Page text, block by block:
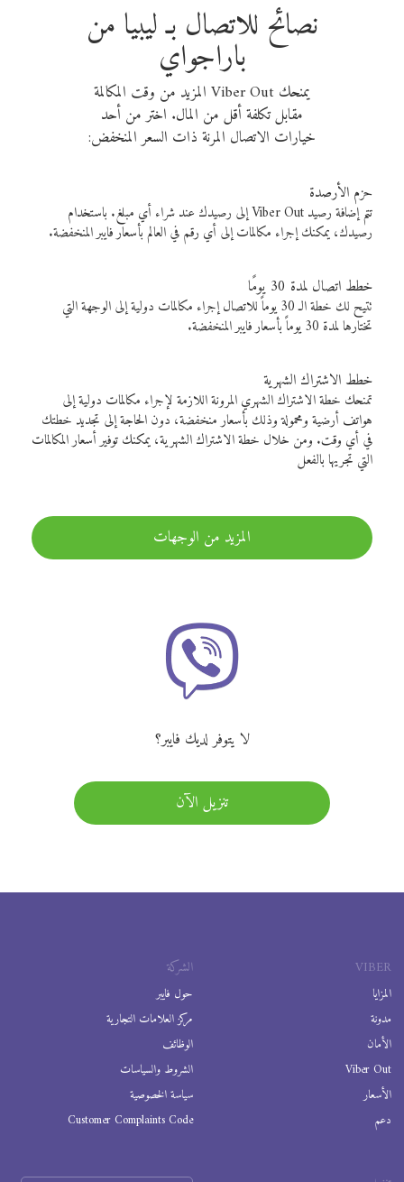
نصائح للاتصال بـ ليبيا من
باراجواي
يمنحك Viber Out المزيد من وقت المكالمة
مقابل تكلفة أقل من المال. اختر من أحد
خيارات الاتصال المرنة ذات السعر المنخفض:
حزم الأرصدة
تتم إضافة رصيد Viber Out إلى رصيدك عند شراء أي مبلغ. باستخدام
رصيدك، يمكنك إجراء مكالمات إلى أي رقم في العالم بأسعار فايبر المنخفضة.
خطط اتصال لمدة 30 يومًا
تتيح لك خطة الـ 30 يوماً للاتصال إجراء مكالمات دولية إلى الوجهة التي
تختارها لمدة 30 يوماً بأسعار فايبر المنخفضة.
خطط الاشتراك الشهرية
تمنحك خطة الاشتراك الشهري المرونة اللازمة لإجراء مكالمات دولية إلى
هواتف أرضية ومحمولة وذلك بأسعار منخفضة، دون الحاجة إلى تجديد خطتك
في أي وقت. ومن خلال خطة الاشتراك الشهرية، يمكنك توفير أسعار المكالمات
التي تجريها بالفعل
المزيد من الوجهات
لا يتوفر لديك فايبر؟
تنزيل الآن
VIBER
المزايا
مدونة
الأمان
Viber Out
الأسعار
دعم
الشركة
حول فايبر
مركز العلامات التجارية
الوظائف
الشروط والسياسات
سياسة الخصوصية
Customer Complaints Code